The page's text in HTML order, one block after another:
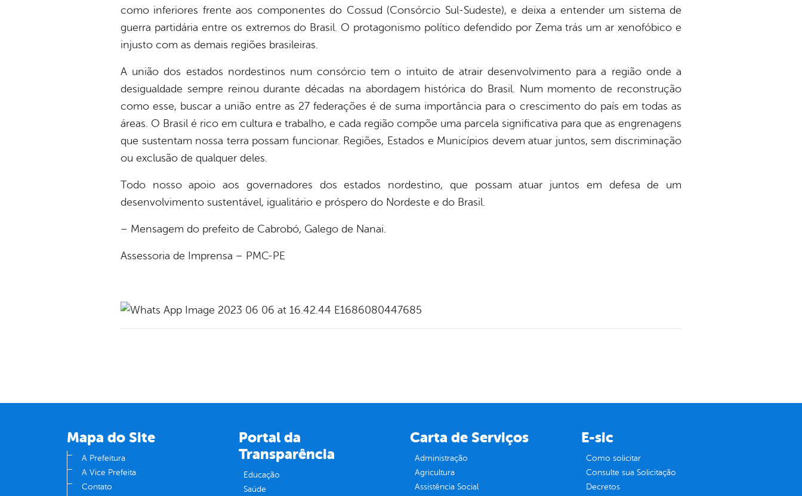
como inferiores frente aos componentes do Cossud (Consórcio Sul-Sudeste), e deixa a entender um sistema de
guerra partidária entre os extremos do Brasil. O protagonismo político defendido por Zema trás um ar xenofóbico e
injusto com as demais regiões brasileiras.
A união dos estados nordestinos num consórcio tem o intuito de atrair desenvolvimento para a região onde a
desigualdade sempre reinou durante décadas na abordagem histórica do Brasil. Num momento de reconstrução
como esse, buscar a união entre as 27 federações é de suma importância para o crescimento do país em todas as
áreas. O Brasil é rico em cultura e trabalho, e cada região compõe uma parcela significativa para que as engrenagens
que sustentam nossa terra possam funcionar. Regiões, Estados e Municípios devem atuar juntos, sem discriminação
ou exclusão de qualquer deles.
Todo nosso apoio aos governadores dos estados nordestino, que possam atuar juntos em defesa de um
desenvolvimento sustentável, igualitário e próspero do Nordeste e do Brasil.
– Mensagem do prefeito de Cabrobó, Galego de Nanai.
Assessoria de Imprensa – PMC-PE
Mapa do Site
A Prefeitura
A Vice Prefeita
Contato
Portal da
Transparência
Educação
Saúde
Carta de Serviços
Administração
Agricultura
Assistência Social
E-sic
Como solicitar
Consulte sua Solicitação
Decretos